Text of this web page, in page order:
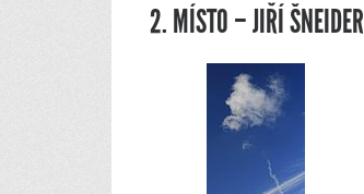
2. MÍSTO – JIŘÍ ŠNEIDER